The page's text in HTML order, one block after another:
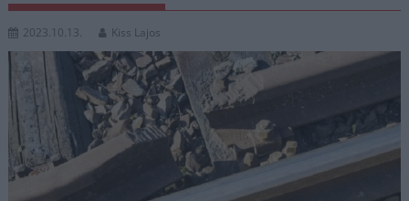
2023.10.13. Kiss Lajos